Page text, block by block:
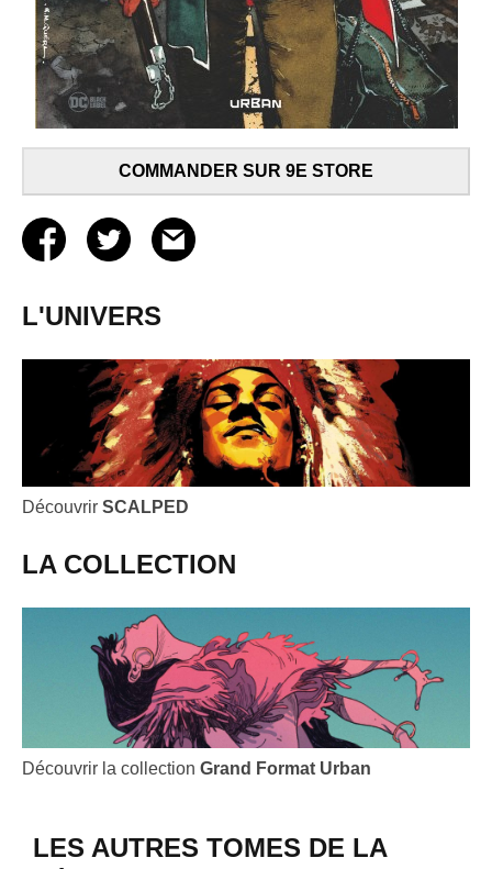
COMMANDER SUR 9E STORE
L'UNIVERS
Découvrir SCALPED
LA COLLECTION
Découvrir la collection Grand Format Urban
LES AUTRES TOMES DE LA